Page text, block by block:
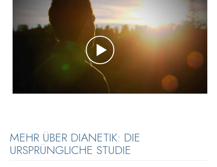
MEHR ÜBER DIANETIK: DIE
URSPRÜNGLICHE STUDIE